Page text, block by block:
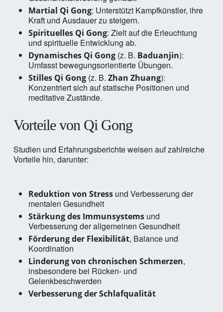
Martial Qi Gong: Unterstützt Kampfkünstler, ihre
Kraft und Ausdauer zu steigern.
Spirituelles Qi Gong: Zielt auf die Erleuchtung
und spirituelle Entwicklung ab.
Dynamisches Qi Gong(z. B. Baduanjin):
Umfasst bewegungsorientierte Übungen.
Stilles Qi Gong(z. B. Zhan Zhuang):
Konzentriert sich auf statische Positionen und
meditative Zustände.
Vorteile von Qi Gong
Studien und Erfahrungsberichte weisen auf zahlreiche
Vorteile hin, darunter:
Reduktion von Stressund Verbesserung der
mentalen Gesundheit
Stärkung des Immunsystemsund
Verbesserung der allgemeinen Gesundheit
Förderung der Flexibilität, Balance und
Koordination
Linderung von chronischen Schmerzen,
insbesondere bei Rücken- und
Gelenkbeschwerden
Verbesserung der Schlafqualität